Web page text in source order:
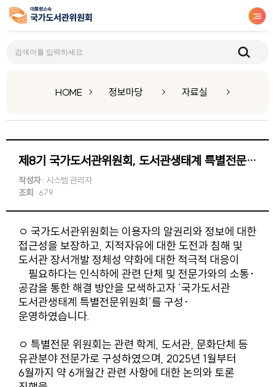
HOME 정보마당 자료실
제8기 국가도서관위원회, 도서관생태계 특별전문위원회 워킹페이퍼
작성자: 시스템 관리자
조회 : 679
ㅇ 국가도서관위원회는 이용자의 알권리와 정보에 대한
접근성을 보장하고, 지적자유에 대한 도전과 침해 및
도서관 장서개발 정체성 약화에 대한 적극적 대응이
필요하다는 인식하에 관련 단체 및 전문가와의 소통･
공감을 통한 해결 방안을 모색하고자 ‘국가도서관
도서관생태계 특별전문위원회’를 구성･
운영하였습니다.
ㅇ 특별전문 위원회는 관련 학계, 도서관, 문화단체 등
유관분야 전문가로 구성하였으며, 2025년 1월부터
6월까지 약 6개월간 관련 사항에 대한 논의와 토론